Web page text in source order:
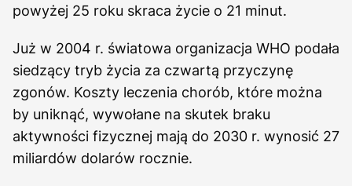
powyżej 25 roku skraca życie o 21 minut.
Już w 2004 r. światowa organizacja WHO podała
siedzący tryb życia za czwartą przyczynę
zgonów. Koszty leczenia chorób, które można
by uniknąć, wywołane na skutek braku
aktywności fizycznej mają do 2030 r. wynosić 27
miliardów dolarów rocznie.